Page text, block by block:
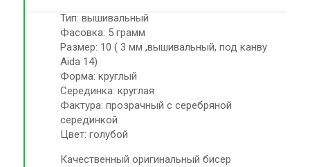
Тип: вышивальный
Фасовка: 5 грамм
Размер: 10 ( 3 мм ,вышивальный, под канву
Aida 14)
Форма: круглый
Серединка: круглая
Фактура: прозрачный с серебряной
серединкой
Цвет: голубой
Качественный оригинальный бисер